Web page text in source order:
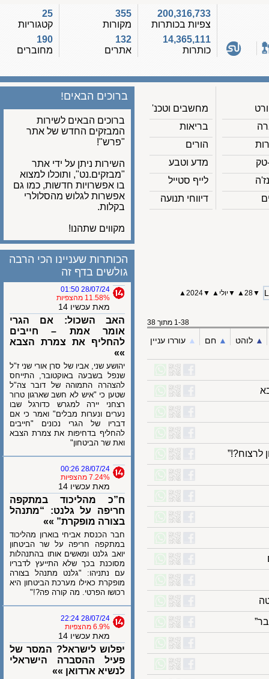
200,316,733
צפיות בכותרות
14,365,111
כותרות
355
מקורות
132
אתרים
קטגוריות
190
מחוברים
מחשבים וטכנ'
בריאות
הורים
מדע וטבע
לייף סטייל
דיווחי תנועה
ברוכים הבאים!
ברוכים הבאים לשירות
המבזקים החדש של אתר
"פרש"!
השירות ניתן על ידי אתר
"מבזקים.נט", ותוכלו למצוא
בו אפשרויות חדשות, כמו גם
אפשרות לגלוש מהסלולרי
בקלות.
מקווים שתהנו!
28
▲
▼יולי▲
▼
2024
▲
1-38 מתוך 38
לוהט ▲︎ חם ▲︎ עוררו עניין
הכותרות שעניינו הכי הרבה
גולשים בדף זה
28/07/24 01:50
11.58% מהצפיות
מאת עכשיו 14
האב השכול: אם הגרי
אומר אמת – חייבים
להחליף את צמרת הצבא
יהושע שני, אביו של סרן אורי שני ז"ל
שנפל בשבעה באוקטובר, התייחס
להצהרה התמוהה של דובר צה"ל
שטען כי "איש לא חשב שארגון טרור
רצחני יירה למגרש כדורגל שבו
נערים ונערות מבלים" ואמר כי אם
דבריו של הגרי נכונים "חייבים
להחליף בדחיפות את צמרת הצבא
ואת שר הביטחון"
28/07/24 00:26
7.24% מהצפיות
מאת עכשיו 14
ח”כ מהליכוד במתקפה
חריפה על גלנט: “מתנהל
בצורה מופקרת” »»
חבר הכנסת אביחי בוארון מהליכוד
במתקפה חריפה על שר הביטחון
יואב גלנט ומאשים אותו בהתנהלות
מסוכנת בכך שלא התייעץ לדבריו
עם נתניהו: "גלנט מתנהל בצורה
מופקרת כאילו מערכת הביטחון היא
רכושו הפרטי. מה קורה פה?!"
28/07/24 22:24
6.9% מהצפיות
מאת עכשיו 14
יפלוש לישראל? המסר של
פעיל ההסברה הישראלי
לנשיא ארדואן »»